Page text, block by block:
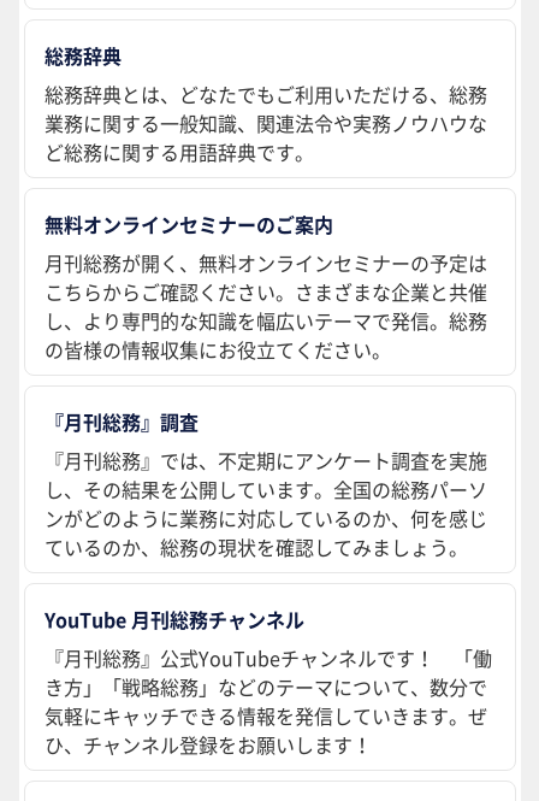
総務辞典
総務辞典とは、どなたでもご利用いただける、総務
業務に関する一般知識、関連法令や実務ノウハウな
ど総務に関する用語辞典です。
無料オンラインセミナーのご案内
月刊総務が開く、無料オンラインセミナーの予定は
こちらからご確認ください。さまざまな企業と共催
し、より専門的な知識を幅広いテーマで発信。総務
の皆様の情報収集にお役立てください。
『月刊総務』調査
『月刊総務』では、不定期にアンケート調査を実施
し、その結果を公開しています。全国の総務パーソ
ンがどのように業務に対応しているのか、何を感じ
ているのか、総務の現状を確認してみましょう。
YouTube 月刊総務チャンネル
『月刊総務』公式YouTubeチャンネルです！ 「働
き方」「戦略総務」などのテーマについて、数分で
気軽にキャッチできる情報を発信していきます。ぜ
ひ、チャンネル登録をお願いします！